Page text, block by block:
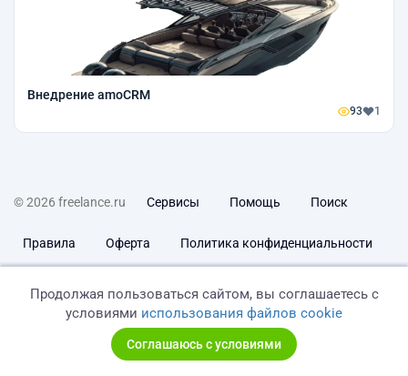
Внедрение amoCRM
93 1
© 2026 freelance.ru Сервисы Помощь Поиск
Правила Оферта Политика конфиденциальности
Продолжая пользоваться сайтом, вы соглашаетесь с
условиями использования файлов cookie
Соглашаюсь с условиями